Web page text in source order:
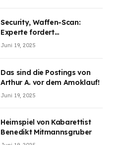
Security, Waffen-Scan:
Experte fordert
Sicherheitsdiskussion an
Juni 19, 2025
Das sind die Postings von
Arthur A. vor dem Amoklauf!
Juni 19, 2025
Heimspiel von Kabarettist
Benedikt Mitmannsgruber